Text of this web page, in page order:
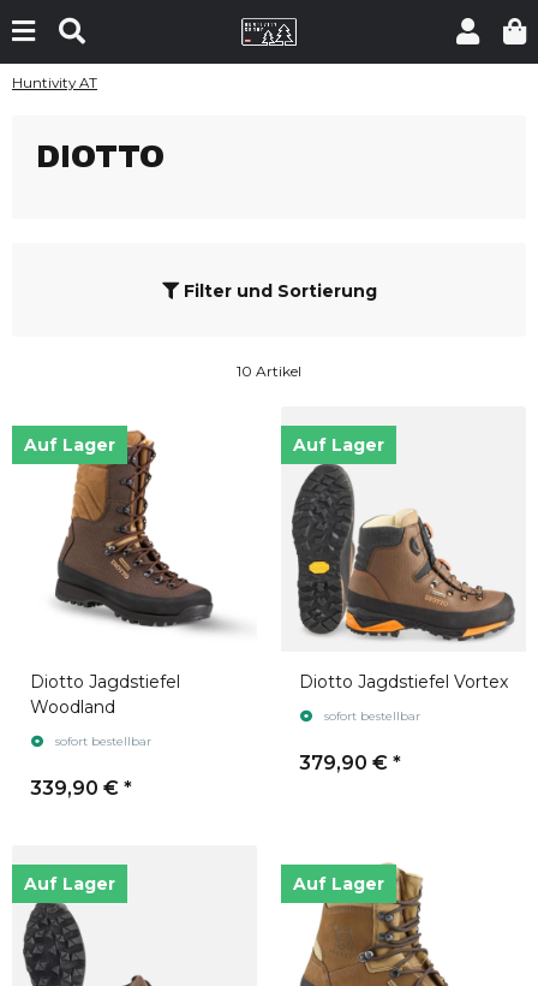
Huntivity AT
DIOTTO
Filter und Sortierung
10 Artikel
Auf Lager
Diotto Jagdstiefel
Woodland
sofort bestellbar
339,90 € *
Auf Lager
Diotto Jagdstiefel Vortex
sofort bestellbar
379,90 € *
Auf Lager Auf Lager